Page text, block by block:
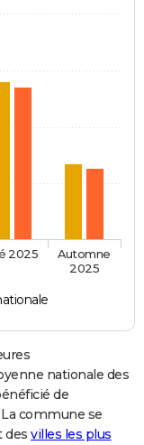
2025
Automne
2025
nationale des
de
commune se
des villes les plus